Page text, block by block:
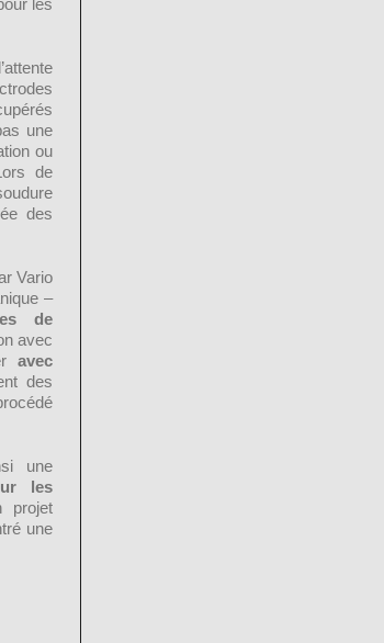
les
une
ou
de
des
Vario
–
de
avec
avec
des
une
les
projet
une